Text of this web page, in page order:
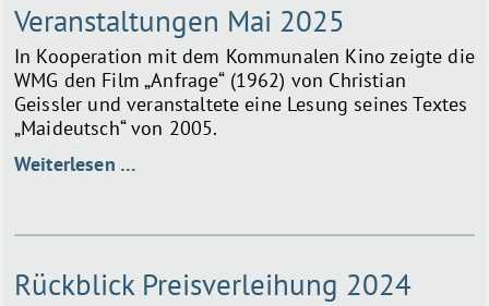
Veranstaltungen Mai 2025
In Kooperation mit dem Kommunalen Kino zeigte die
WMG den Film „Anfrage“ (1962) von Christian
Geissler und veranstaltete eine Lesung seines Textes
„Maideutsch“ von 2005.
Weiterlesen …
Rückblick Preisverleihung 2024